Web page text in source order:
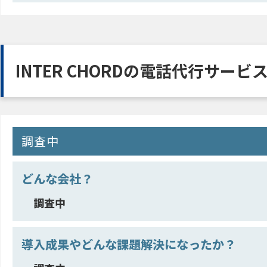
INTER CHORDの電話代行サービ
調査中
どんな会社？
調査中
導入成果やどんな課題解決になったか？